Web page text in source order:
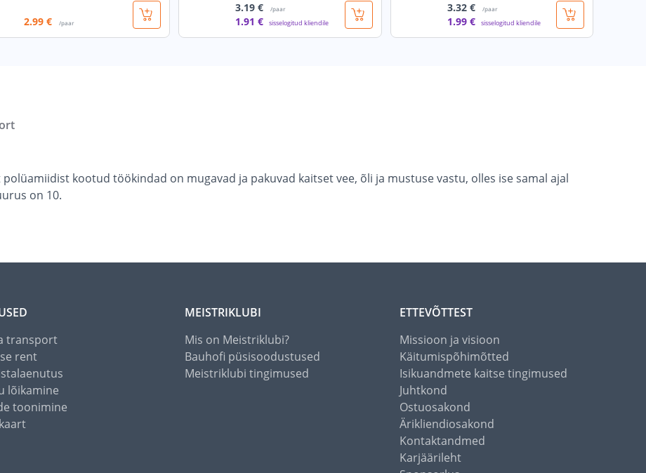
2.99 € /paar
3.19 € /paar
1.91 € sisselogitud kliendile
3.32 € /paar
1.99 € sisselogitud kliendile
kootud töökindad on mugavad ja pakuvad kaitset vee, õli ja mustuse vastu, olles ise samal ajal
on 10.
transport
rent
lõikamine
toonimine
MEISTRIKLUBI
Mis on Meistriklubi?
Bauhofi püsisoodustused
Meistriklubi tingimused
ETTEVÕTTEST
Missioon ja visioon
Käitumispõhimõtted
Isikuandmete kaitse tingimused
Juhtkond
Ostuosakond
Ärikliendiosakond
Kontaktandmed
Karjäärileht